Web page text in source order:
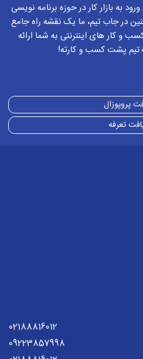
به بازار کار در حوزه برنامه نویسی
در جاب تیم، ما یک نقشه راه جامع
و کار های اینترنتی به شما ارائه
تیم پشت کسب و کارته!
پروپوزال
تعرفه
02188816012
09223857998